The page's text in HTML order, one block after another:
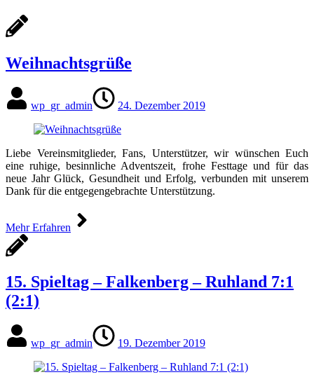
Weihnachtsgrüße
wp_gr_admin 24. Dezember 2019
Liebe Vereinsmitglieder, Fans, Unterstützer, wir wünschen Euch
eine ruhige, besinnliche Adventszeit, frohe Festtage und für das
neue Jahr Glück, Gesundheit und Erfolg, verbunden mit unserem
Dank für die entgegengebrachte Unterstützung.
Mehr Erfahren
15. Spieltag – Falkenberg – Ruhland 7:1
(2:1)
wp_gr_admin 19. Dezember 2019